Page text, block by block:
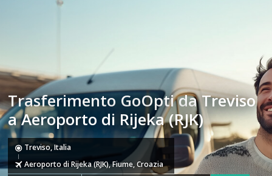
Trasferimento GoOpti da Treviso
a Aeroporto di Rijeka (RJK)
Treviso, Italia
Aeroporto di Rijeka (RJK), Fiume, Croazia